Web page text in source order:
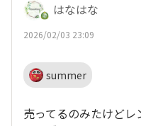
はなはな
2026/02/03 23:09
summer
売ってるのみたけどレ